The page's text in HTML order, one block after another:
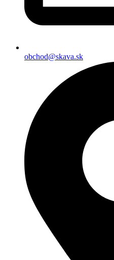
obchod@skava.sk